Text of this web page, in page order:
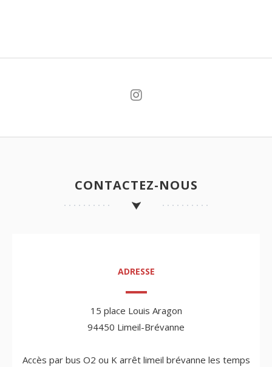
CONTACTEZ-NOUS
ADRESSE
15 place Louis Aragon
94450 Limeil-Brévanne
Accès par bus O2 ou K arrêt limeil brévanne les temps